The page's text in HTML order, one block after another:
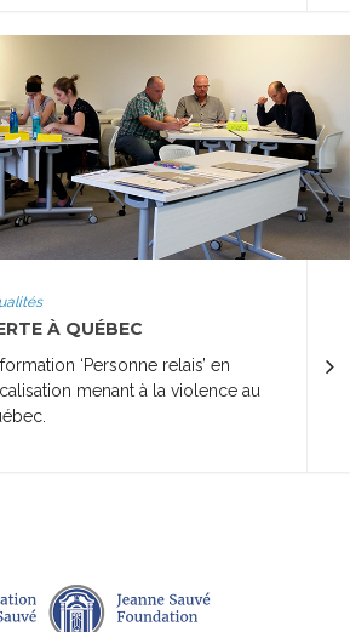
À QUÉBEC
‘Personne relais’ en
menant à la violence au